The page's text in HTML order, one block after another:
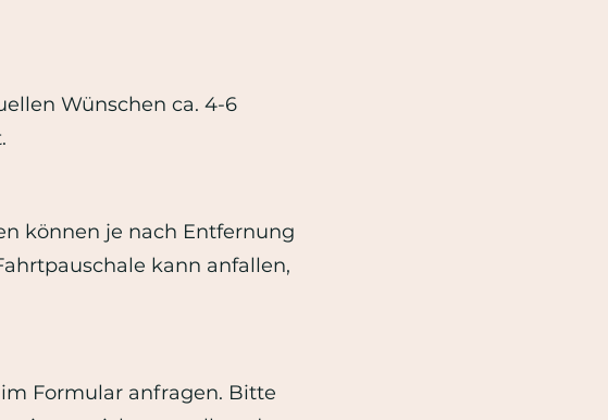
Wünschen ca. 4-6
können je nach Entfernung
kann anfallen,
Formular anfragen. Bitte